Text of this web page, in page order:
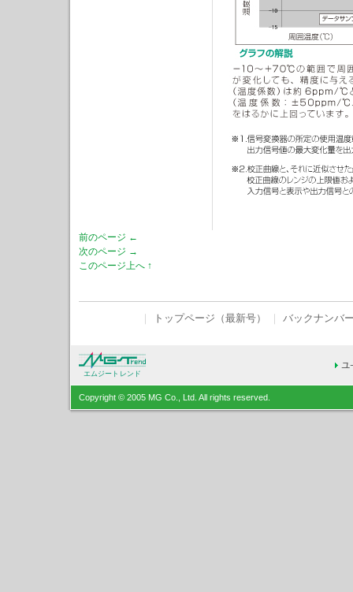
前のページ ←
次のページ →
このページ上へ ↑
トップページ（最新号） バックナンバ
エムジートレンド
Copyright © 2005 MG Co., Ltd. All rights reserved.